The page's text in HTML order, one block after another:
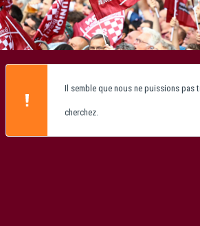
Il semble que nous ne puissions pas
cherchez.